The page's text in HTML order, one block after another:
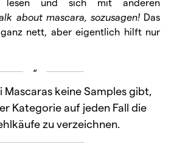
about mascara, sozusagen!Das
nett, aber eigentlich hilft nur
Mascaras keine Samples gibt,
Kategorie auf jeden Fall die
zu verzeichnen.